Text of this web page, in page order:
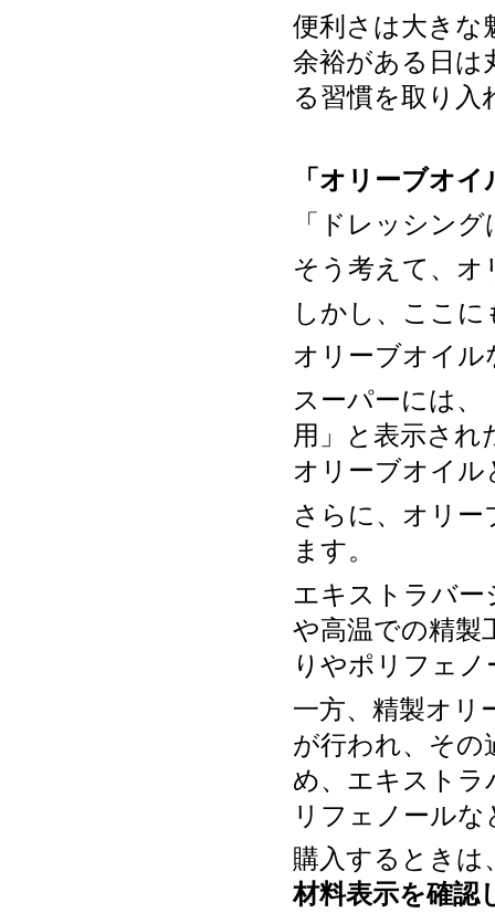
便利さは大きな
余裕がある日は
る習慣を取り
「オリーブオ
「ドレッシン
そう考えて、
しかし、ここ
オリーブオイ
スーパーには
用」と表示さ
オリーブオイル
さらに、オリ
ます。
エキストラバー
や高温での精製
りやポリフェ
一方、精製オリ
が行われ、その
め、エキストラ
リフェノール
購入するときは
材料表示を確認